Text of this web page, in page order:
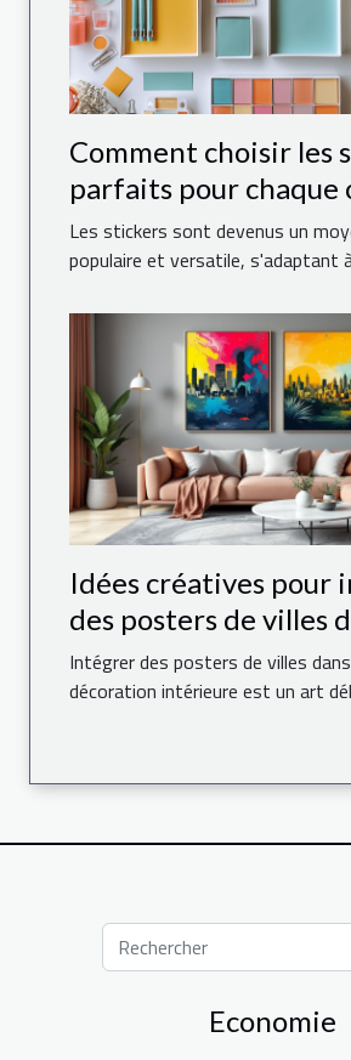
Comment choisir les
parfaits pour chaque
Les stickers sont devenus un
populaire et versatile, s'adaptant
Idées créatives pour
des posters de villes
espace moderne
Intégrer des posters de villes
décoration intérieure est un art
Economie